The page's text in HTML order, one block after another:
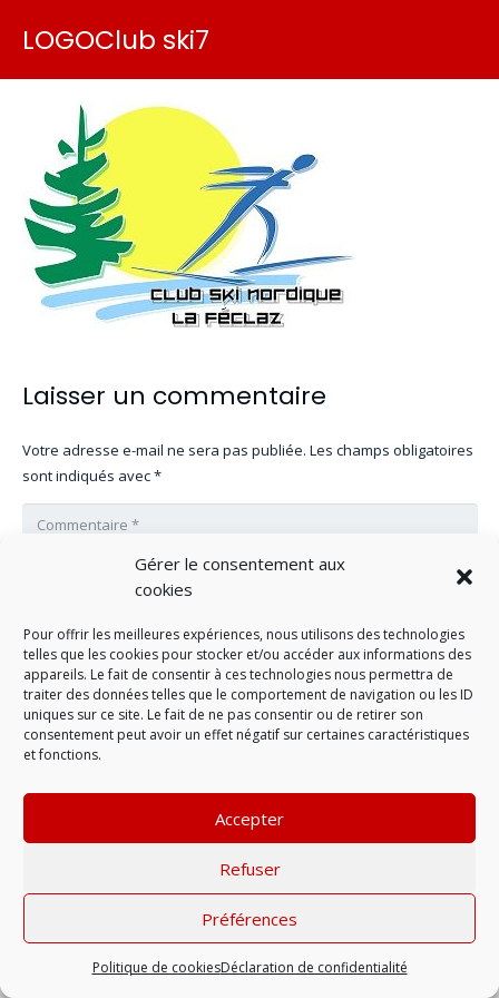
Gérer le consentement aux
cookies
Pour offrir les meilleures expériences, nous utilisons des technologies
telles que les cookies pour stocker et/ou accéder aux informations des
appareils. Le fait de consentir à ces technologies nous permettra de
traiter des données telles que le comportement de navigation ou les ID
uniques sur ce site. Le fait de ne pas consentir ou de retirer son
consentement peut avoir un effet négatif sur certaines caractéristiques
et fonctions.
Accepter
Refuser
Préférences
Politique de cookiesDéclaration de confidentialité
LOGOClub ski7
Laisser un commentaire
Votre adresse e-mail ne sera pas publiée. Les champs obligatoires
sont indiqués avec*
| © 2022 |
confidentialité